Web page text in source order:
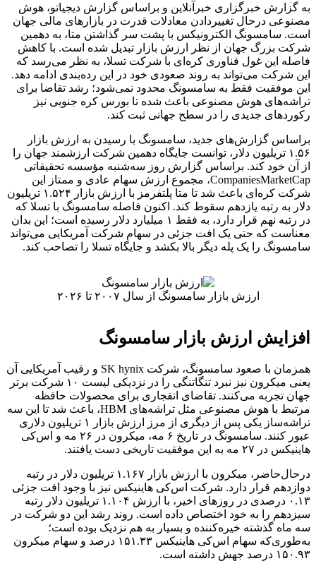
به گزارش خبرگزاری خبرآنلاین و براساس گزارش دیجیاتو، هوش
مصنوعی درحال تغییردادن معادلات قدرت در بازارهای مالی جهان
است. سامسونگ الکترونیکس با پشت سر گذاشتن متا، به دهمین
شرکت بزرگ جهان از نظر ارزش بازار تبدیل شده است. با کاهش
فاصله این غول فناوری کره‌ای با شرکت تسلا، به نظر می‌رسد که
این شرکت می‌تواند به روند صعودی خود در این رده‌بندی ادامه دهد.
این موفقیت فقط به سامسونگ محدود نمی‌شود؛ رشد تقاضا برای
تراشه‌های هوش مصنوعی باعث شده تا بورس کره جنوبی نیز
رکوردهای جدیدی را در سطح جهانی ثبت کند.
براساس گزارش‌های جدید، سامسونگ با رسیدن به ارزش بازار
۱.۵۶ تریلیون دلار، توانست جایگاه دهمین شرکت ارزشمند جهان را
از آن خود کند. براساس گزارش روز سه‌شنبه مؤسسه تحقیقاتی
CompaniesMarketCap، مجموع ارزش سهام عادی و ممتاز این
شرکت کره‌ای باعث شد تا متا پلتفرمز با ارزش بازار ۱.۵۲۴ تریلیون
دلار به رتبه یازدهم سقوط کند. اکنون فاصله سامسونگ با تسلا که
در رتبه نهم قرار دارد، به فقط ۱ میلیارد دلار رسیده است؛ این بدان
معناست که حتی یک افت جزئی در سهام شرکت آمریکایی می‌تواند
سامسونگ را یک پله دیگر بالا بکشد و جایگاه تسلا را تصاحب کند.
ارزش بازار سامسونگ از سال ۲۰۰۷ تا ۲۰۲۶
افزایش ارزش بازار سامسونگ
همزمان با صعود سامسونگ، شرکت SK hynix و رقیب آمریکایی آن
یعنی میکرون نیز نبرد تنگاتنگی را در نزدیکی لیست ۱۰ شرکت برتر
جهان تجربه می‌کنند. تقاضای انفجاری برای محصولات حافظه
مرتبط با هوش مصنوعی مثل تراشه‌های HBM، باعث شد تا این سه
تراشه‌ساز یکی پس از دیگری از مرز ارزش بازار ۱ تریلیون دلاری
عبور کنند. سامسونگ در تاریخ ۶ مه، میکرون در ۲۶ مه و اس‌کی
هاینیکس در ۲۷ مه به این موفقیت تاریخی دست یافتند.
درحال‌حاضر، میکرون با ارزش بازار ۱.۱۶۷ تریلیون دلار در رتبه
دوازدهم قرار دارد. شرکت اس‌کی هاینیکس نیز با وجود افت جزئی
۰.۱۳ درصدی در روزهای اخیر، با ارزش ۱.۱۰۴ تریلیون دلار رتبه
سیزدهم را به خود اختصاص داده است. روند رشد این دو شرکت در
سه ماه گذشته خیره‌کننده و بسیار به هم نزدیک بوده است؛
به‌طوری‌که سهام اس‌کی هاینیکس ۱۵۱.۳۳ درصد و سهام میکرون
۱۵۰.۹۳ درصد جهش داشته است.